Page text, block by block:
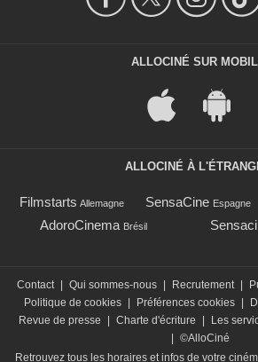
ALLOCINÉ SUR
ALLOCINÉ À
Filmstarts Allemagne SensaCine Espagne
AdoroCinema Brésil
Contact | Qui sommes-nous | Recrutement |
Politique de cookies | Préférences cookies |
Revue de presse
| Charte d'écriture | Les
| ©AlloCiné
Retrouvez tous les horaires et infos de votre